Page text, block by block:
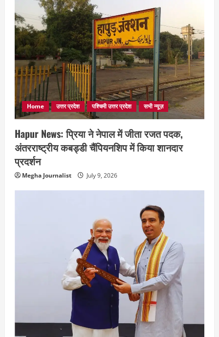
Home उत्तर प्रदेश पश्चिमी उत्तर प्रदेश सभी न्यूज़
Hapur News: प्रिया ने नेपाल में जीता रजत पदक,
अंतरराष्ट्रीय कबड्डी चैंपियनशिप में किया शानदार
प्रदर्शन
Megha Journalist July 9, 2026